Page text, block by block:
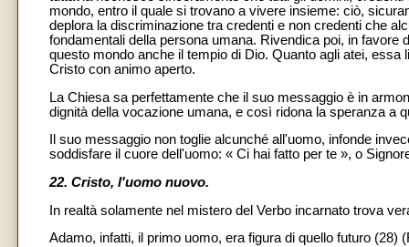
mondo, entro il quale si trovano a vivere insieme: ciò,
deplora la discriminazione tra credenti e non credenti che
fondamentali della persona umana. Rivendica poi, in
questo mondo anche il tempio di Dio. Quanto agli atei,
Cristo con animo aperto.
La Chiesa sa perfettamente che il suo messaggio è in
dignità della vocazione umana, e così ridona la speranza a
Il suo messaggio non toglie alcunché all'uomo, infonde
soddisfare il cuore dell'uomo: « Ci hai fatto per te », o
22. Cristo, l'uomo nuovo.
In realtà solamente nel mistero del Verbo incarnato trova
Adamo, infatti, il primo uomo, era figura di quello futuro (28)